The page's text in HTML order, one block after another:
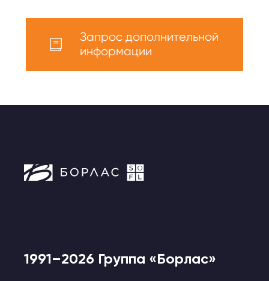
Запрос дополнительной
информации
1991–2026 Группа «Борлас»